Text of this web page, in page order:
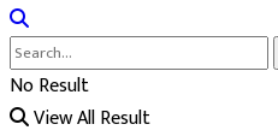
No Result
View All Result